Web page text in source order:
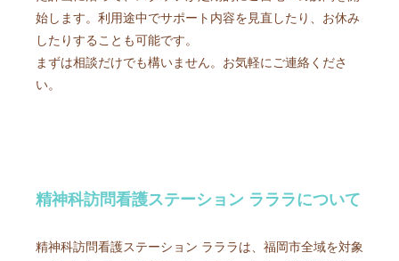
始します。利用途中でサポート内容を見直したり、お休み
したりすることも可能です。
まずは相談だけでも構いません。お気軽にご連絡くださ
い。
精神科訪問看護ステーション ラララについて
精神科訪問看護ステーション ラララは、福岡市全域を対象